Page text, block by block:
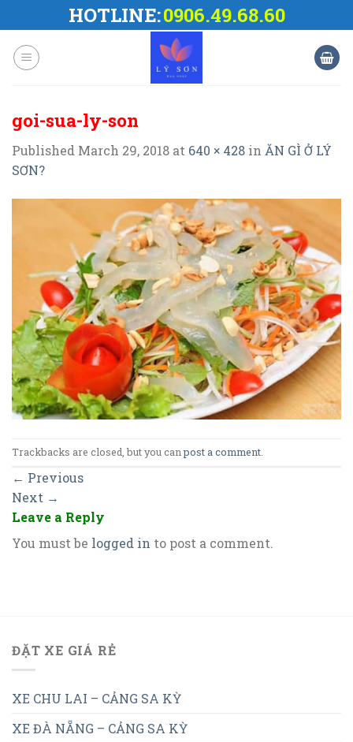
to
content
HOTLINE:0906.49.68.60
goi-sua-ly-son
Published March 29, 2018 at 640 × 428 in ĂN GÌ Ở LÝ
SƠN?
Trackbacks are closed, but you canpost a comment
← Previous
Next →
Leave a Reply
You must be logged in to post a comment.
ĐẶT XE GIÁ RẺ
XE CHU LAI – CẢNG SA KỲ
XE ĐÀ NẴNG – CẢNG SA KỲ